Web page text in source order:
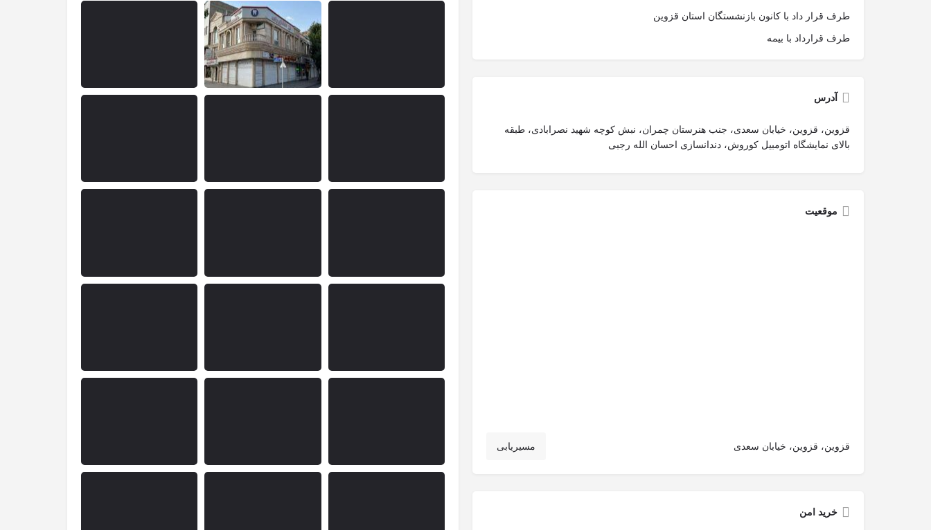
طرف قرار داد با کانون بازنشستگان استان قزوین
طرف قرارداد با بیمه
آدرس
قزوین، قزوین، خیابان سعدی، جنب هنرستان چمران، نبش کوچه شهید نصرابادی، طبقه
بالای نمایشگاه اتومبیل کوروش، دندانسازی احسان الله رجبی
موقعیت
قزوین، قزوین، خیابان سعدی مسیریابی
خرید امن